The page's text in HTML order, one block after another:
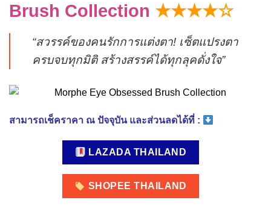
Brush Collection ★★★★☆
“สวรรค์ของคนรักการแต่งตา! เซ็ตแปรงตา
ครบจบทุกมิติ สร้างสรรค์ได้ทุกลุคดั่งใจ”
สามารถเช็คราคา ณ ปัจจุบัน และส่วนลดได้ที่ :
LAZADA THAILAND
SHOPEE THAILAND